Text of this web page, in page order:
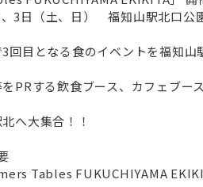
3日（土、日） 福知山駅北口公
回目となる食のイベントを福知山
PRする飲食ブース、カフェブー
へ大集合！！
Tables FUKUCHIYAMA